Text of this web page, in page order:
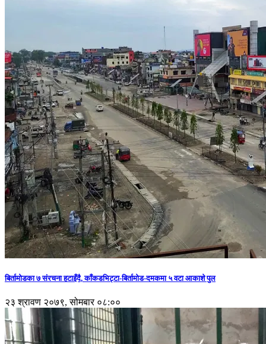
बिर्तामोडका ७ संरचना हटाइँदै, काँकडभिट्टा-बिर्तामोड-दमकमा ५ वटा आकाशे पुल
२३ श्रावण २०७९, सोमबार ०८:००